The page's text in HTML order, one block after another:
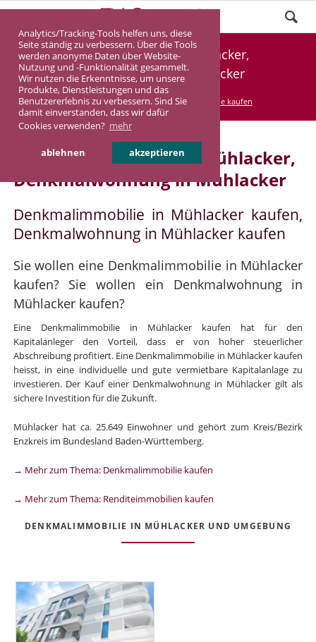
Analytics/Tracking-Tools helfen uns, diese
Seite ständig zu verbessern. Über die Tools
werden anonyme Daten über Website-
Nutzung und -Funktionalität gesammelt.
Wir nutzen die Erkenntnisse, um unsere
Produkte, Dienstleistungen und das
Benutzererlebnis zu verbessern. Sind Sie
damit einverstanden, dass wir dafür
Cookies verwenden? mehr
ablehnen akzeptieren
Denkmalimmobilie Mühlacker,
Denkmalwohnung Mühlacker
DASINVEST Service Denkmalimmobilie kaufen
Denkmalimmobilie in Mühlacker,
Denkmalwohnung in Mühlacker
Denkmalimmobilie in Mühlacker kaufen,
Denkmalwohnung in Mühlacker kaufen
Sie wollen eine Denkmalimmobilie in Mühlacker
kaufen? Sie wollen ein Denkmalwohnung in
Mühlacker kaufen?
Eine Denkmalimmobilie in Mühlacker kaufen hat für den
Kapitalanleger den Vorteil, dass er von hoher steuerlicher
Abschreibung profitiert. Eine Denkmalimmobilie in Mühlacker kaufen
heisst, in eine individuelle und gute vermietbare Kapitalanlage zu
investieren. Der Kauf einer Denkmalwohnung in Mühlacker gilt als
sichere Investition für die Zukunft.
Mühlacker hat ca. 25.649 Einwohner und gehört zum Kreis/Bezirk
Enzkreis im Bundesland Baden-Württemberg.
→ Mehr zum Thema: Denkmalimmobilie kaufen
→ Mehr zum Thema: Renditeimmobilien kaufen
DENKMALIMMOBILIE IN MÜHLACKER UND UMGEBUNG